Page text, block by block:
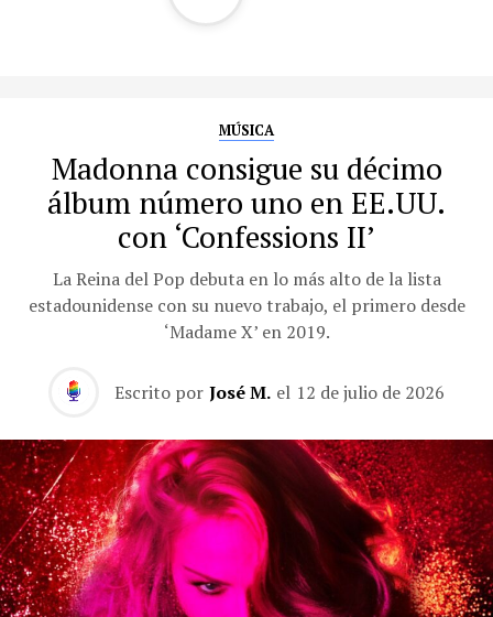
MÚSICA
Madonna consigue su décimo
álbum número uno en EE.UU.
con ‘Confessions II’
La Reina del Pop debuta en lo más alto de la lista
estadounidense con su nuevo trabajo, el primero desde
‘Madame X’ en 2019.
Escrito por José M. el 12 de julio de 2026